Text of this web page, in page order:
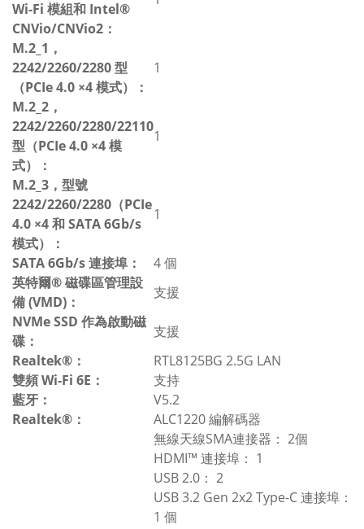
Wi-Fi 模組和 Intel®
CNVio/CNVio2：
M.2_1，
2242/2260/2280 型
（PCIe 4.0 ×4 模式）：
1
M.2_2，
2242/2260/2280/22110
型（PCIe 4.0 ×4 模
式）：
1
M.2_3，型號
2242/2260/2280（PCIe
4.0 ×4 和 SATA 6Gb/s
模式）：
1
SATA 6Gb/s 連接埠：
4 個
英特爾® 磁碟區管理設
備 (VMD)：
支援
NVMe SSD 作為啟動磁
碟：
支援
Realtek®：
RTL8125BG 2.5G LAN
雙頻 Wi-Fi 6E：
支持
藍牙：
V5.2
Realtek®：
ALC1220 編解碼器
無線天線SMA連接器： 2個
HDMI™ 連接埠： 1
USB 2.0： 2
USB 3.2 Gen 2x2 Type-C 連接埠：
1 個